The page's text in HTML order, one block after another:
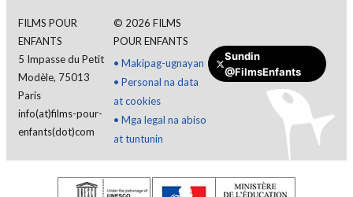
Mag-login
Filipino
FILMS POUR
ENFANTS
5 Impasse du Petit
Modèle, 75013
Paris
info(at)films-pour-
enfants(dot)com
© 2026 FILMS
POUR ENFANTS
• Makipag-ugnayan
• Personal na data
at cookies
• Mga legal na abiso
at tuntunin
Sundin
@FilmsEnfants